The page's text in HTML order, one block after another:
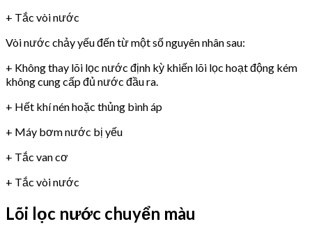
+ Tắc vòi nước
Vòi nước chảy yếu đến từ một số nguyên nhân sau:
+ Không thay lõi lọc nước định kỳ khiến lõi lọc hoạt động kém
không cung cấp đủ nước đầu ra.
+ Hết khí nén hoặc thủng bình áp
+ Máy bơm nước bị yếu
+ Tắc van cơ
+ Tắc vòi nước
Lõi lọc nước chuyển màu